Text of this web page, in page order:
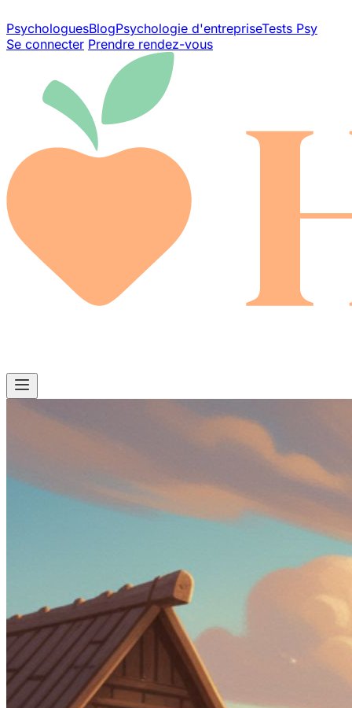
PsychologuesBlogPsychologie d'entrepriseTests Psy
Se connecter Prendre rendez-vous